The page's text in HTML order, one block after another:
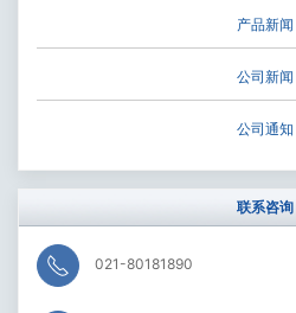
产品新闻
公司新闻
公司通知
联系咨询
021-80181890